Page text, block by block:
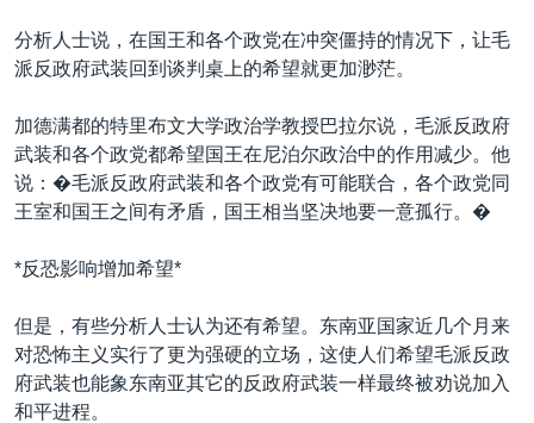
分析人士说，在国王和各个政党在冲突僵持的情况下，让毛
派反政府武装回到谈判桌上的希望就更加渺茫。
加德满都的特里布文大学政治学教授巴拉尔说，毛派反政府
武装和各个政党都希望国王在尼泊尔政治中的作用减少。他
说：�毛派反政府武装和各个政党有可能联合，各个政党同
王室和国王之间有矛盾，国王相当坚决地要一意孤行。�
*反恐影响增加希望*
但是，有些分析人士认为还有希望。东南亚国家近几个月来
对恐怖主义实行了更为强硬的立场，这使人们希望毛派反政
府武装也能象东南亚其它的反政府武装一样最终被劝说加入
和平进程。